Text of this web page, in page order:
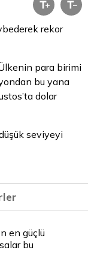
rekor
para birimi
bu yana
dolar
seviyeyi
en güçlü
bu